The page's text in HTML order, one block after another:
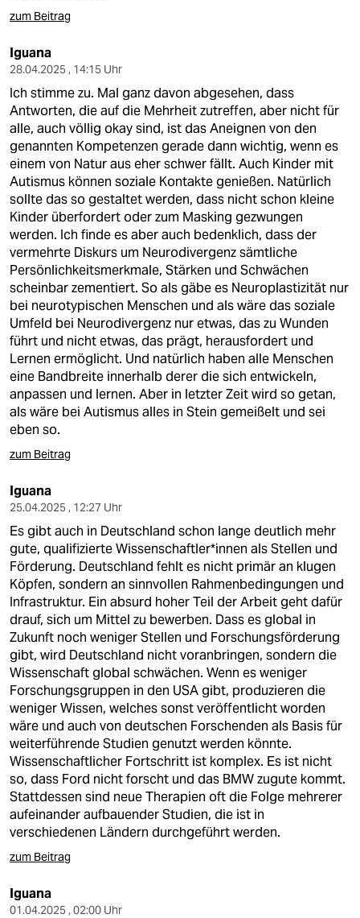
zum Beitrag
Iguana
28.04.2025 , 14:15 Uhr
Ich stimme zu. Mal ganz davon abgesehen, dass
Antworten, die auf die Mehrheit zutreffen, aber nicht für
alle, auch völlig okay sind, ist das Aneignen von den
genannten Kompetenzen gerade dann wichtig, wenn es
einem von Natur aus eher schwer fällt. Auch Kinder mit
Autismus können soziale Kontakte genießen. Natürlich
sollte das so gestaltet werden, dass nicht schon kleine
Kinder überfordert oder zum Masking gezwungen
werden. Ich finde es aber auch bedenklich, dass der
vermehrte Diskurs um Neurodivergenz sämtliche
Persönlichkeitsmerkmale, Stärken und Schwächen
scheinbar zementiert. So als gäbe es Neuroplastizität nur
bei neurotypischen Menschen und als wäre das soziale
Umfeld bei Neurodivergenz nur etwas, das zu Wunden
führt und nicht etwas, das prägt, herausfordert und
Lernen ermöglicht. Und natürlich haben alle Menschen
eine Bandbreite innerhalb derer die sich entwickeln,
anpassen und lernen. Aber in letzter Zeit wird so getan,
als wäre bei Autismus alles in Stein gemeißelt und sei
eben so.
zum Beitrag
Iguana
25.04.2025 , 12:27 Uhr
Es gibt auch in Deutschland schon lange deutlich mehr
gute, qualifizierte Wissenschaftler*innen als Stellen und
Förderung. Deutschland fehlt es nicht primär an klugen
Köpfen, sondern an sinnvollen Rahmenbedingungen und
Infrastruktur. Ein absurd hoher Teil der Arbeit geht dafür
drauf, sich um Mittel zu bewerben. Dass es global in
Zukunft noch weniger Stellen und Forschungsförderung
gibt, wird Deutschland nicht voranbringen, sondern die
Wissenschaft global schwächen. Wenn es weniger
Forschungsgruppen in den USA gibt, produzieren die
weniger Wissen, welches sonst veröffentlicht worden
wäre und auch von deutschen Forschenden als Basis für
weiterführende Studien genutzt werden könnte.
Wissenschaftlicher Fortschritt ist komplex. Es ist nicht
so, dass Ford nicht forscht und das BMW zugute kommt.
Stattdessen sind neue Therapien oft die Folge mehrerer
aufeinander aufbauender Studien, die ist in
verschiedenen Ländern durchgeführt werden.
zum Beitrag
Iguana
01.04.2025 , 02:00 Uhr